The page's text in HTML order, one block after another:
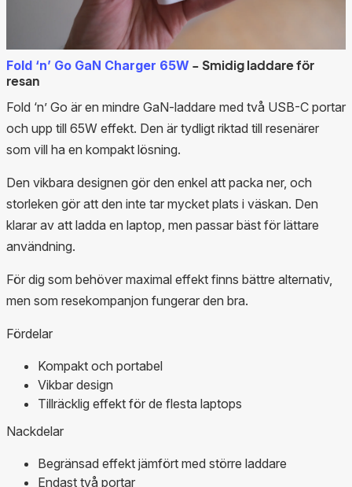
Fold ‘n’ Go GaN Charger 65W - Smidig laddare för
resan
Fold ‘n’ Go är en mindre GaN-laddare med två USB-C portar
och upp till 65W effekt. Den är tydligt riktad till resenärer
som vill ha en kompakt lösning.
Den vikbara designen gör den enkel att packa ner, och
storleken gör att den inte tar mycket plats i väskan. Den
klarar av att ladda en laptop, men passar bäst för lättare
användning.
För dig som behöver maximal effekt finns bättre alternativ,
men som resekompanjon fungerar den bra.
Fördelar
Kompakt och portabel
Vikbar design
Tillräcklig effekt för de flesta laptops
Nackdelar
Begränsad effekt jämfört med större laddare
Endast två portar